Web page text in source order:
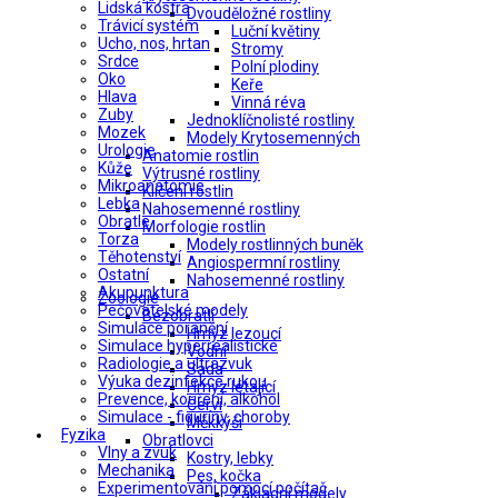
Lidská kostra
Trávicí systém
Ucho, nos, hrtan
Srdce
Oko
Hlava
Zuby
Mozek
Urologie
Kůže
Mikroanatomie
Lebka
Obratle
Torza
Těhotenství
Ostatní
Akupunktura
Pečovatelské modely
Simulace poranění
Simulace hyperrealistické
Radiologie a ultrazvuk
Výuka dezinfekce rukou
Prevence, kouření, alkohol
Simulace - figuríny, choroby
Fyzika
Vlny a zvuk
Mechanika
Experimentování pomocí počítač
Dvouděložné rostliny
Luční květiny
Stromy
Polní plodiny
Keře
Vinná réva
Jednoklíčnolisté rostliny
Modely Krytosemenných
Anatomie rostlin
Výtrusné rostliny
Klíčení rostlin
Nahosemenné rostliny
Morfologie rostlin
Modely rostlinných buněk
Angiospermní rostliny
Nahosemenné rostliny
Zoologie
Bezobratlí
Hmyz lezoucí
Vodní
Sada
Hmyz létající
Červi
Měkkýši
Obratlovci
Kostry, lebky
Pes, kočka
Základní modely